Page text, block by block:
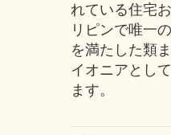
れている住宅
リピンで唯一
を満たした類
イオニアとし
ます。